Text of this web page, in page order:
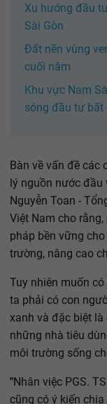
Xu hướng đầu
Sài Gòn
Đất nền vùng
cuối năm
Khu vực Nam
sóng đầu tư bất
Bàn về vấn đề các
lý nguồn nước đầu
Nguyễn Toan -
Việt Nam cho
pháp bền vững
trường, nâng cao
Tuy nhiên muốn
ta phải có con
xanh và đặc biệt
những nhà tiêu
môi trường sống
"Nhân việc PGS.
cũng có ý kiến